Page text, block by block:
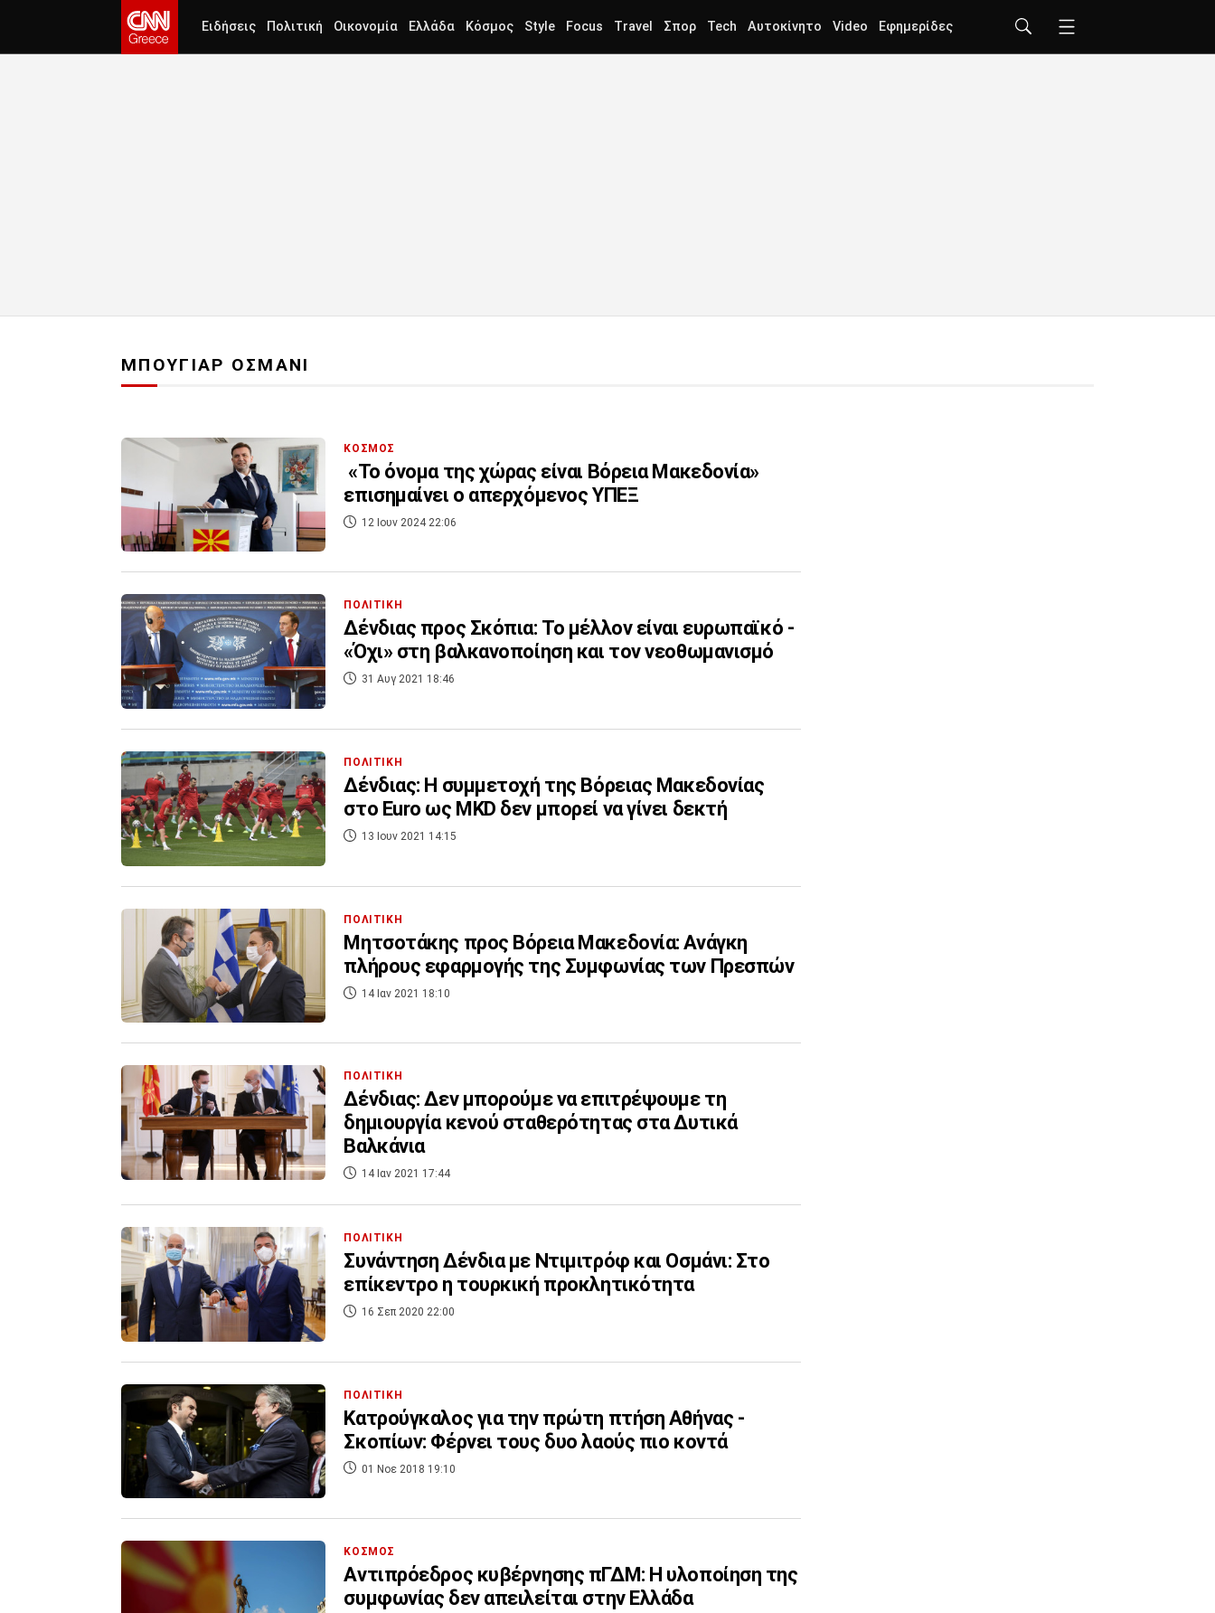
Ειδήσεις Πολιτική Οικονομία Ελλάδα Κόσμος Style Focus Travel Σπορ Tech Αυτοκίνητο Video Εφημερίδες
ΜΠΟΥΓΙΑΡ ΟΣΜΑΝΙ
ΚΟΣΜΟΣ
«Το όνομα της χώρας είναι Βόρεια Μακεδονία»
επισημαίνει ο απερχόμενος ΥΠΕΞ
12 Ιουν 2024 22:06
ΠΟΛΙΤΙΚΗ
Δένδιας προς Σκόπια: Το μέλλον είναι ευρωπαϊκό -
«Όχι» στη βαλκανοποίηση και τον νεοθωμανισμό
31 Αυγ 2021 18:46
ΠΟΛΙΤΙΚΗ
Δένδιας: Η συμμετοχή της Βόρειας Μακεδονίας
στο Euro ως MKD δεν μπορεί να γίνει δεκτή
13 Ιουν 2021 14:15
ΠΟΛΙΤΙΚΗ
Μητσοτάκης προς Βόρεια Μακεδονία: Ανάγκη
πλήρους εφαρμογής της Συμφωνίας των Πρεσπών
14 Ιαν 2021 18:10
ΠΟΛΙΤΙΚΗ
Δένδιας: Δεν μπορούμε να επιτρέψουμε τη
δημιουργία κενού σταθερότητας στα Δυτικά
Βαλκάνια
14 Ιαν 2021 17:44
ΠΟΛΙΤΙΚΗ
Συνάντηση Δένδια με Ντιμιτρόφ και Οσμάνι: Στο
επίκεντρο η τουρκική προκλητικότητα
16 Σεπ 2020 22:00
ΠΟΛΙΤΙΚΗ
Κατρούγκαλος για την πρώτη πτήση Αθήνας -
Σκοπίων: Φέρνει τους δυο λαούς πιο κοντά
01 Νοε 2018 19:10
ΚΟΣΜΟΣ
Aντιπρόεδρος κυβέρνησης πΓΔΜ: Η υλοποίηση της
συμφωνίας δεν απειλείται στην Ελλάδα